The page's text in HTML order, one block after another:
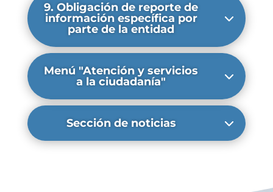
9. Obligación de reporte de
información específica por
parte de la entidad
Menú "Atención y servicios
a la ciudadanía"
Sección de noticias